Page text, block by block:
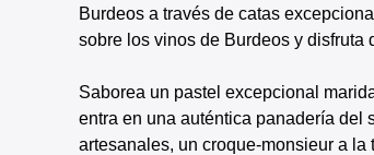
Burdeos a través de catas
sobre los vinos de Burdeos y
Saborea un pastel excepcional
entra en una auténtica panadería del
artesanales, un croque-monsieur a la